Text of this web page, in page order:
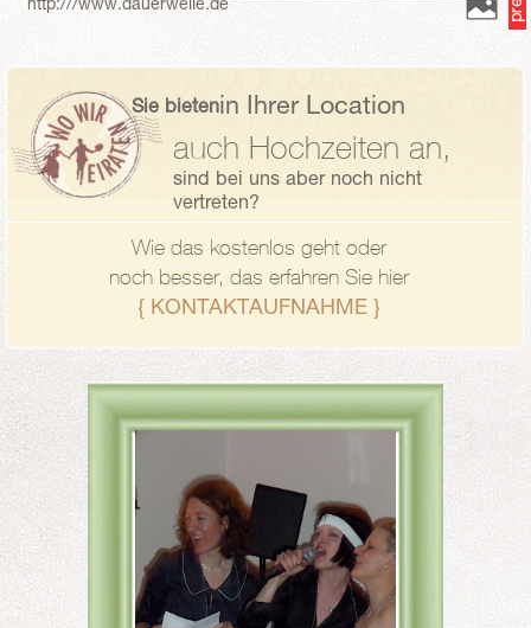
Haartracht? Ob kurz und frech oder in langen, wilden Wellen:
immer wieder mal nachzupudern oder beim Umziehen zu
helfen- als Schönheitsassistentin für die schönste Frau des
Tages.
http:///www.dauerwelle.de
Sie bietenin Ihrer Location
auch Hochzeiten an,
sind bei uns aber noch nicht
vertreten?
Wie das kostenlos geht oder
noch besser, das erfahren Sie hier
{ KONTAKTAUFNAHME }